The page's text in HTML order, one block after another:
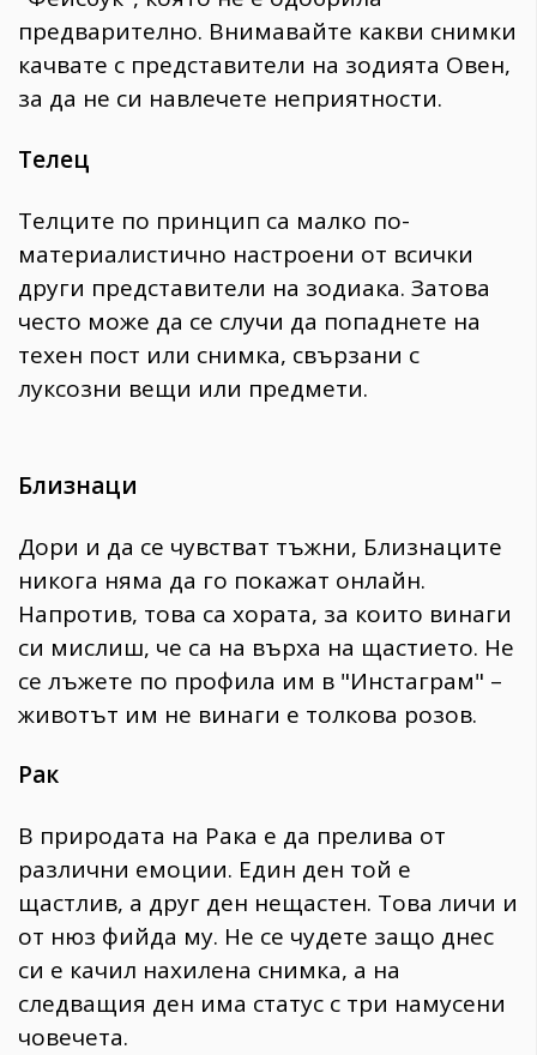
предварително. Внимавайте какви снимки
качвате с представители на зодията Овен,
за да не си навлечете неприятности.
Телец
Телците по принцип са малко по-
материалистично настроени от всички
други представители на зодиака. Затова
често може да се случи да попаднете на
техен пост или снимка, свързани с
луксозни вещи или предмети.
Близнаци
Дори и да се чувстват тъжни, Близнаците
никога няма да го покажат онлайн.
Напротив, това са хората, за които винаги
си мислиш, че са на върха на щастието. Не
се лъжете по профила им в "Инстаграм" –
животът им не винаги е толкова розов.
Рак
В природата на Рака е да прелива от
различни емоции. Един ден той е
щастлив, а друг ден нещастен. Това личи и
от нюз фийдa му. Не се чудете защо днес
си е качил нахилена снимка, а на
следващия ден има статус с три намусени
човечета.